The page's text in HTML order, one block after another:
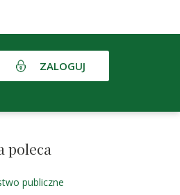
ZALOGUJ
poleca
publiczne